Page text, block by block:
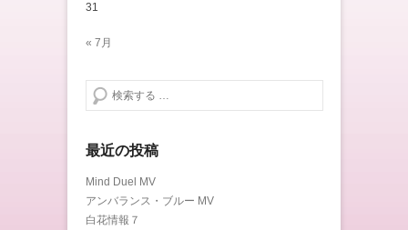
31
« 7月
検索する
最近の投稿
Mind Duel MV
アンバランス・ブルー MV
白花情報７